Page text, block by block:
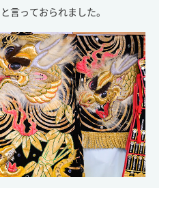
言っておられました。